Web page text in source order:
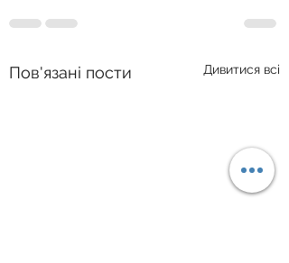
Пов'язані пости Дивитися всі